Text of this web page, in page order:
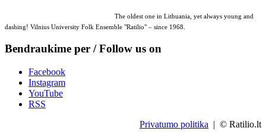
The oldest one in Lithuania, yet always young and
dashing! Vilnius University Folk Ensemble "Ratilio" – since 1968.
Bendraukime per / Follow us on
Facebook
Instagram
YouTube
RSS
Privatumo politika | © Ratilio.lt